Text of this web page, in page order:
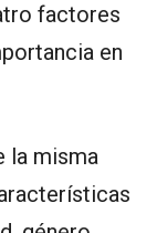
factores
en
la misma